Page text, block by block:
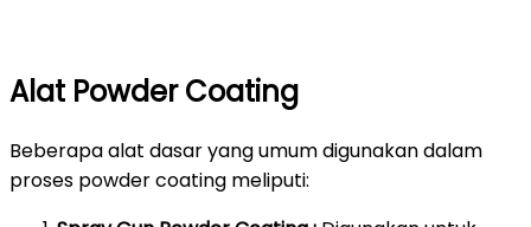
Alat Powder Coating
Beberapa alat dasar yang umum digunakan dalam
proses powder coating meliputi: